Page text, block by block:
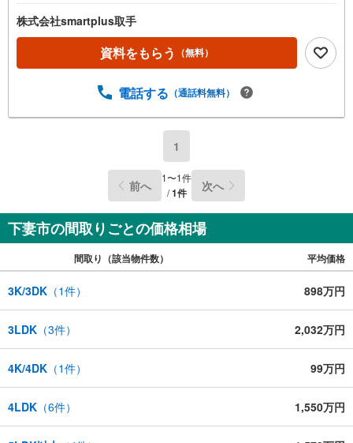
株式会社smartplus取手
資料をもらう （無料）
電話する （通話料無料）
1
前へ 1〜1件
/1件 次へ
下妻市の間取りごとの価格相場
間取り（該当物件数） 平均価格
3K/3DK （1件） 898万円
3LDK （3件） 2,032万円
4K/4DK （1件） 99万円
4LDK （6件） 1,550万円